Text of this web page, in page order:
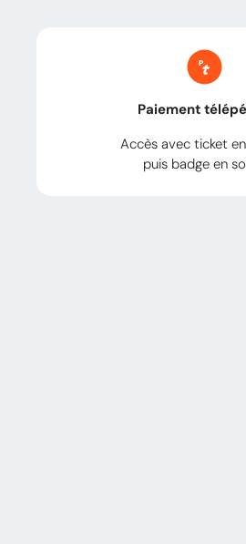
Paiement
Accès avec ticket
puis badge en